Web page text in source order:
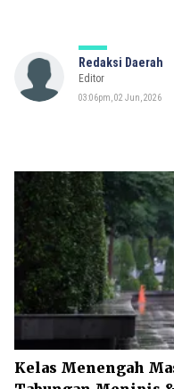
Redaksi Daerah
Editor
03:06pm, 02 Jun, 2026
Kelas Menengah